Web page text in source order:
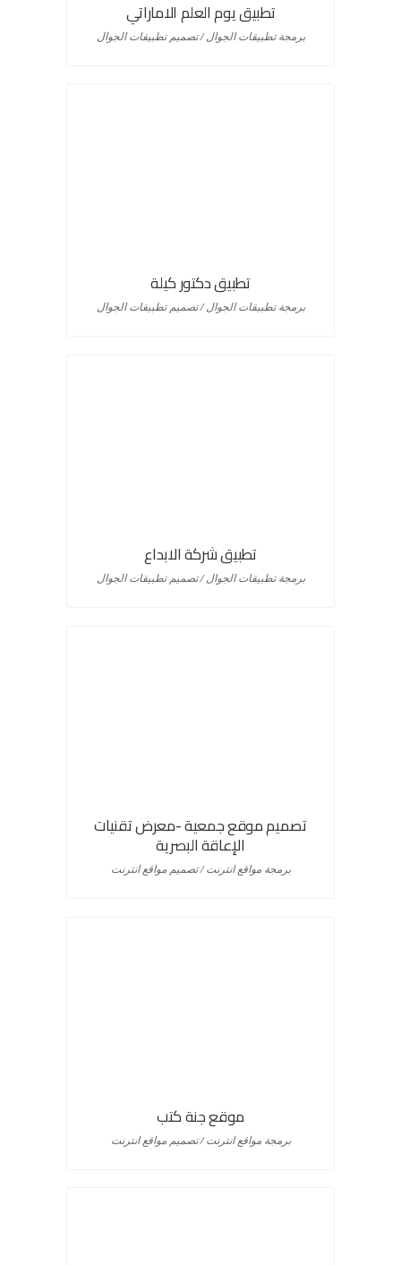
تطبيق يوم العلم الاماراتي
برمجة تطبيقات الجوال / تصميم تطبيقات الجوال
تطبيق دكتور كيلة
برمجة تطبيقات الجوال / تصميم تطبيقات الجوال
تطبيق شركة الابداع
برمجة تطبيقات الجوال / تصميم تطبيقات الجوال
تصميم موقع جمعية -معرض تقنيات
الإعاقة البصرية
برمجة مواقع انترنت / تصميم مواقع انترنت
موقع جنة كتب
برمجة مواقع انترنت / تصميم مواقع انترنت